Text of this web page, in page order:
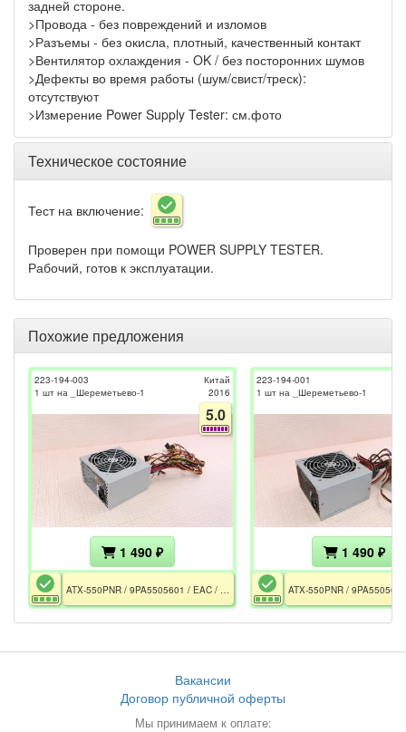
задней стороне.
>Провода - без повреждений и изломов
>Разъемы - без окисла, плотный, качественный контакт
>Вентилятор охлаждения - OK / без посторонних шумов
>Дефекты во время работы (шум/свист/треск):
отсутствуют
>Измерение Power Supply Tester: см.фото
Техническое состояние
Тест на включение:
Проверен при помощи POWER SUPPLY TESTER.
Рабочий, готов к эксплуатации.
Похожие предложения
223-194-003
1 шт на _Шереметьево-1
Китай
2016
5.0
1 490 ₽
ATX-550PNR / 9PA5505601 / EAC / 550W / ATX12V v 2.2 / 2xRail 12V / FAN 120mm / AFC / APFC / GPU 6+2pin / CPU EPS 4pin
223-194-001
1 шт на _Шереметьево-1
1 490 ₽
Вакансии
Договор публичной оферты
Мы принимаем к оплате: